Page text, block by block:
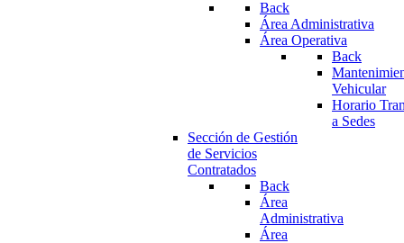
Back
Área Administrativa
Área Operativa
Back
Vehicular
Horario
a Sedes
Sección de Gestión
de Servicios
Contratados
Back
Área
Administrativa
Área